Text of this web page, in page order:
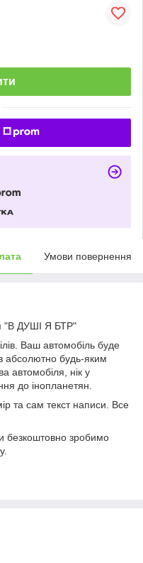
Умови повернення
"В ДУШІ Я БТР"
Ваш автомобіль буде
абсолютно будь-яким
автомобіля, нік у
до інопланетян.
та сам текст написи. Все
безкоштовно зробимо